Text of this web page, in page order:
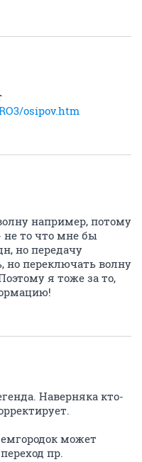
osipov.htm
например, потому
то что мне бы
но передачу
но переключать волну
я тоже за то,
Наверняка кто-
может
пр.